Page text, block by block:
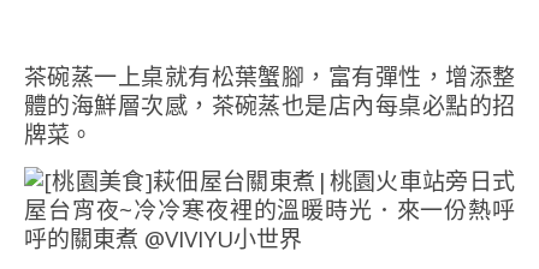
茶碗蒸一上桌就有松葉蟹腳，富有彈性，增添整
體的海鮮層次感，茶碗蒸也是店內每桌必點的招
牌菜。